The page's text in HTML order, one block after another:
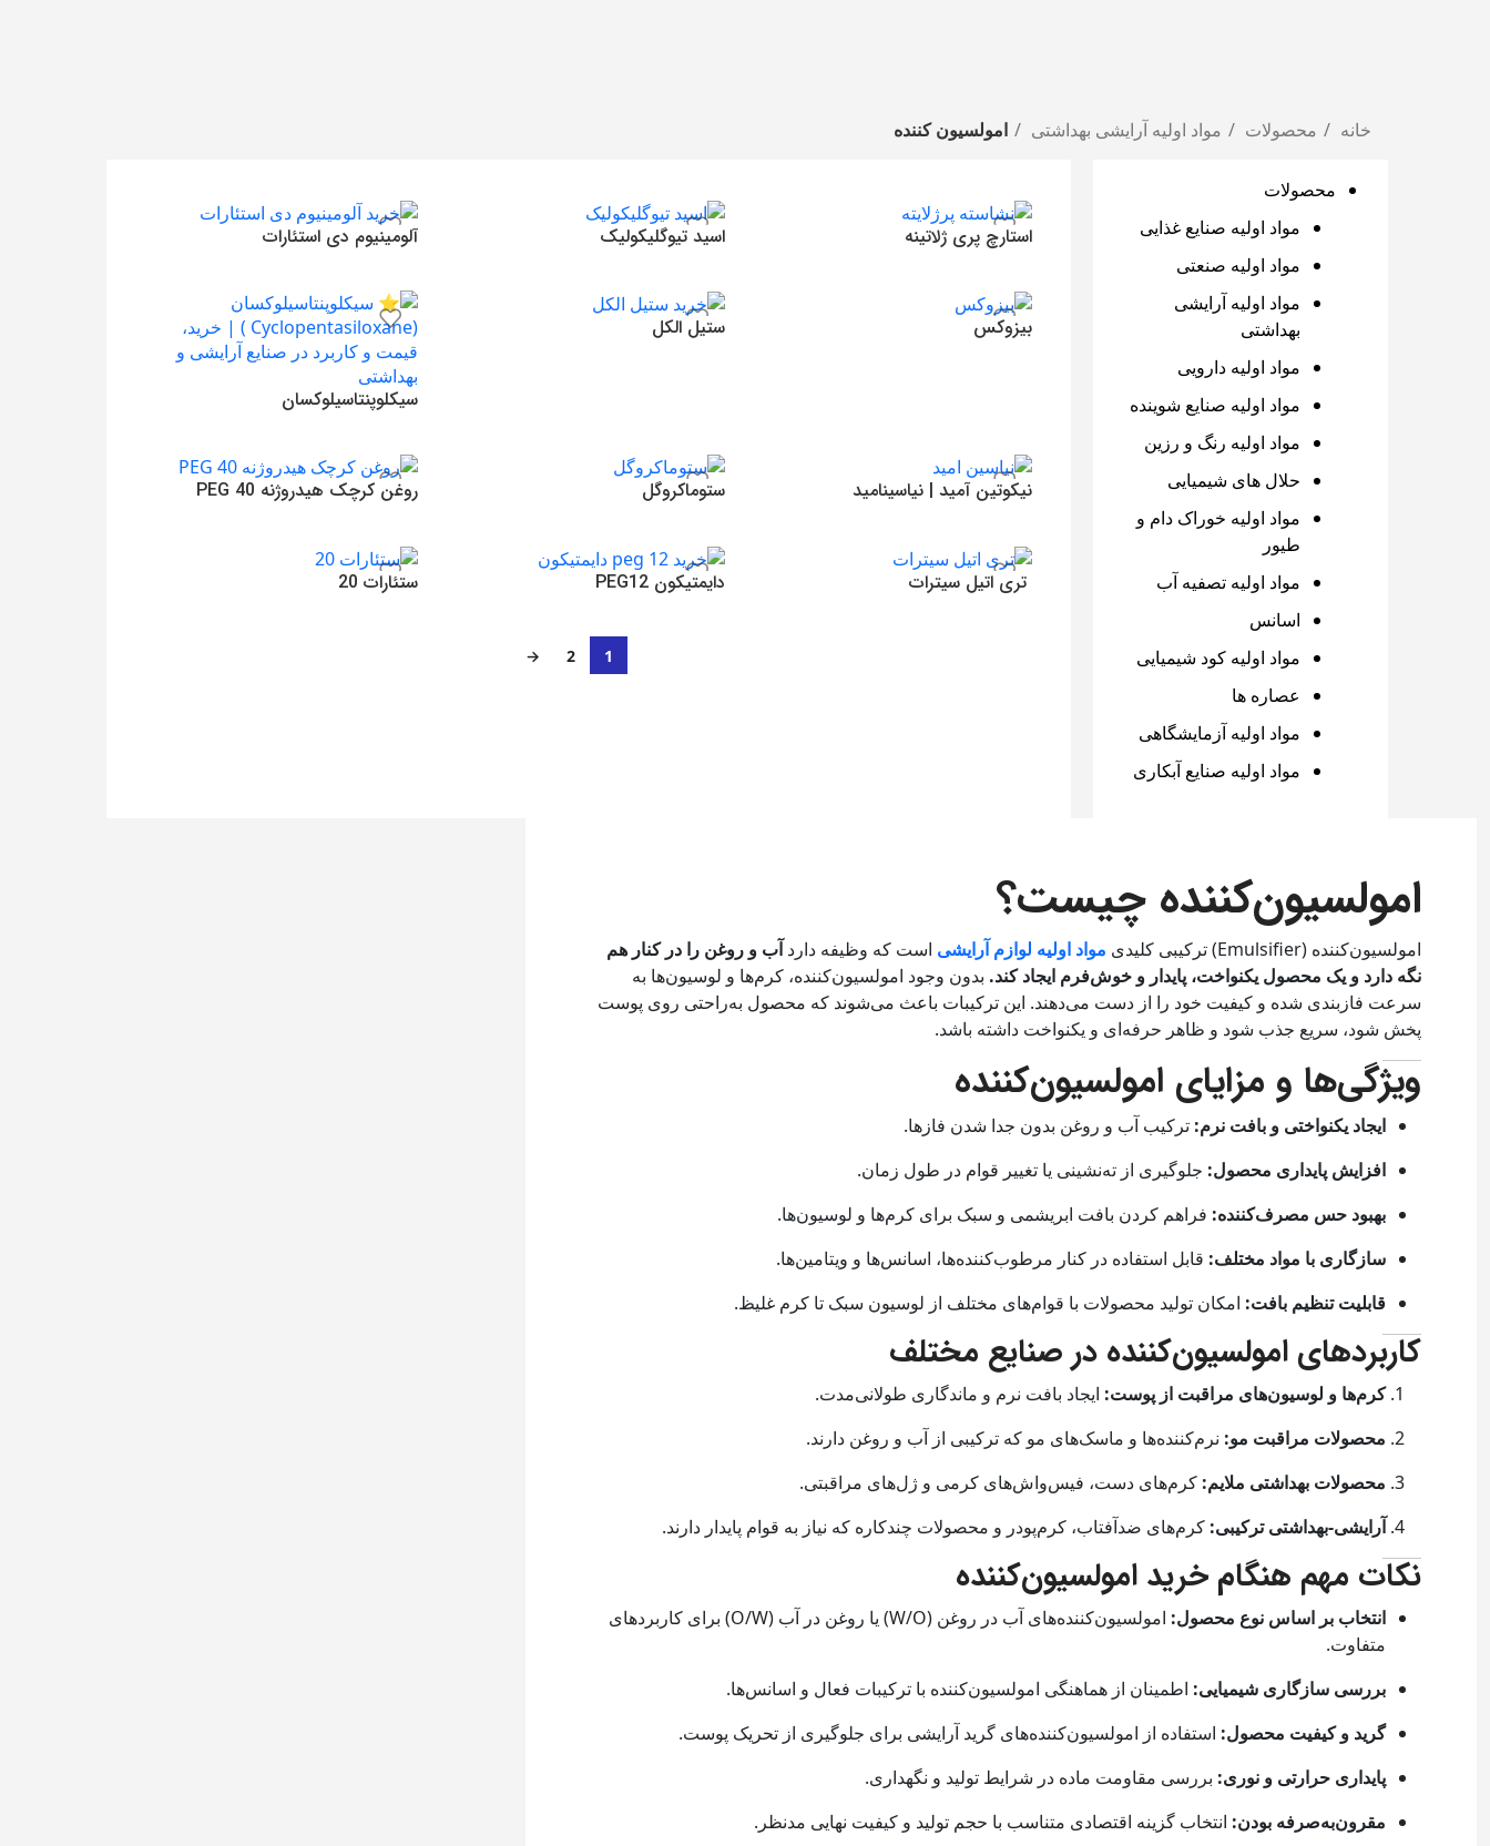
خانه محصولات مواد اولیه آرایشی بهداشتی امولسیون کننده
محصولات
مواد اولیه صنایع غذایی
مواد اولیه صنعتی
مواد اولیه آرایشی
بهداشتی
مواد اولیه دارویی
مواد اولیه صنایع شوینده
مواد اولیه رنگ و رزین
حلال های شیمیایی
مواد اولیه خوراک دام و
طیور
مواد اولیه تصفیه آب
اسانس
مواد اولیه کود شیمیایی
عصاره ها
مواد اولیه آزمایشگاهی
مواد اولیه صنایع آبکاری
استارچ پری ژلاتینه
افزودن به سبد خرید
اسید تیوگلیکولیک
افزودن به سبد خرید
آلومینیوم دی استئارات
افزودن به سبد خرید
بیزوکس ستیل الکل
سیکلوپنتاسیلوکسان
افزودن به سبد خرید
نیکوتین آمید | نیاسینامید
افزودن به سبد خرید
ستوماکروگل
افزودن به سبد خرید
روغن کرچک هیدروژنه PEG 40
افزودن به سبد خرید
تری اتیل سیترات دایمتیکون PEG12
افزودن به سبد خرید
ستئارات 20
1
2
→
امولسیون‌کننده چیست؟
امولسیون‌کننده (Emulsifier) ترکیبی کلیدی مواد اولیه لوازم آرایشی است که وظیفه دارد آب و روغن را در کنار هم
نگه دارد و یک محصول یکنواخت، پایدار و خوش‌فرم ایجاد کند. بدون وجود امولسیون‌کننده، کرم‌ها و لوسیون‌ها به
سرعت فازبندی شده و کیفیت خود را از دست می‌دهند. این ترکیبات باعث می‌شوند که محصول به‌راحتی روی پوست
پخش شود، سریع جذب شود و ظاهر حرفه‌ای و یکنواخت داشته باشد.
ویژگی‌ها و مزایای امولسیون‌کننده
ایجاد یکنواختی و بافت نرم: ترکیب آب و روغن بدون جدا شدن فازها.
افزایش پایداری محصول: جلوگیری از ته‌نشینی یا تغییر قوام در طول زمان.
بهبود حس مصرف‌کننده: فراهم کردن بافت ابریشمی و سبک برای کرم‌ها و لوسیون‌ها.
سازگاری با مواد مختلف: قابل استفاده در کنار مرطوب‌کننده‌ها، اسانس‌ها و ویتامین‌ها.
قابلیت تنظیم بافت: امکان تولید محصولات با قوام‌های مختلف از لوسیون سبک تا کرم غلیظ.
کاربردهای امولسیون‌کننده در صنایع مختلف
کرم‌ها و لوسیون‌های مراقبت از پوست: ایجاد بافت نرم و ماندگاری طولانی‌مدت.
محصولات مراقبت مو: نرم‌کننده‌ها و ماسک‌های مو که ترکیبی از آب و روغن دارند.
محصولات بهداشتی ملایم: کرم‌های دست، فیس‌واش‌های کرمی و ژل‌های مراقبتی.
آرایشی-بهداشتی ترکیبی: کرم‌های ضدآفتاب، کرم‌پودر و محصولات چندکاره که نیاز به قوام پایدار دارند.
نکات مهم هنگام خرید امولسیون‌کننده
انتخاب بر اساس نوع محصول:
امولسیون‌کننده‌های آب در روغن (W/O) یا روغن در آب (O/W) برای کاربردهای
متفاوت.
بررسی سازگاری شیمیایی: اطمینان از هماهنگی امولسیون‌کننده با ترکیبات فعال و اسانس‌ها.
گرید و کیفیت محصول: استفاده از امولسیون‌کننده‌های گرید آرایشی برای جلوگیری از تحریک پوست.
پایداری حرارتی و نوری: بررسی مقاومت ماده در شرایط تولید و نگهداری.
مقرون‌به‌صرفه بودن: انتخاب گزینه اقتصادی متناسب با حجم تولید و کیفیت نهایی مدنظر.